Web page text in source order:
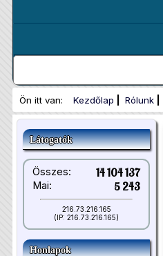
Ön itt van: Kezdőlap Rólunk
Látogatók
Összes: 14 104 137
Mai: 5 243
216.73.216.165
(IP: 216.73.216.165)
Honlapok